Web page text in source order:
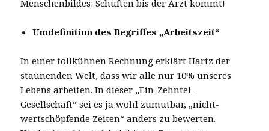
Menschenbildes: Schuften bis der Arzt kommt!
Umdefinition des Begriffes „Arbeitszeit“
In einer tollkühnen Rechnung erklärt Hartz der
staunenden Welt, dass wir alle nur 10% unseres
Lebens arbeiten. In dieser „Ein-Zehntel-
Gesellschaft“ sei es ja wohl zumutbar, „nicht-
wertschöpfende Zeiten“ anders zu bewerten.